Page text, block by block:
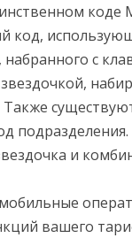
коде
код,
с
подразделения.
и
мобильные
вашего